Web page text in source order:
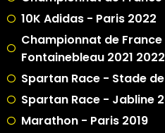
10K Adidas - Paris 2022
Championnat de
Fontainebleau 2021 2022
Spartan Race - Stade
Spartan Race - Jabline
Marathon - Paris 2019